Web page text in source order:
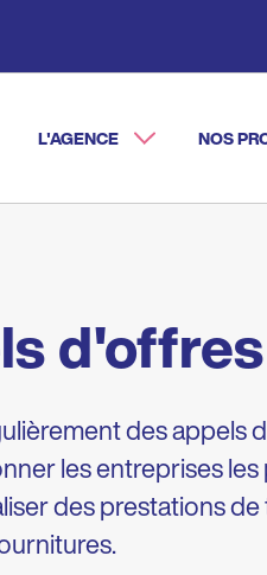
Main
L'AGENCE NOS
d'offres
des appels
les entreprises les
des prestations de